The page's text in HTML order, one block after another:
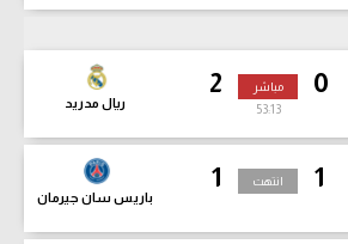
0
2
ريال مدريد
مباشر
53:14
1
1
باريس سان جيرمان
انتهت